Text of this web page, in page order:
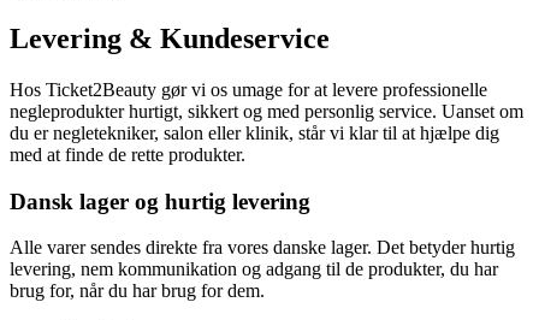
Levering & Kundeservice
Hos Ticket2Beauty gør vi os umage for at levere professionelle
negleprodukter hurtigt, sikkert og med personlig service. Uanset om
du er negletekniker, salon eller klinik, står vi klar til at hjælpe dig
med at finde de rette produkter.
Dansk lager og hurtig levering
Alle varer sendes direkte fra vores danske lager. Det betyder hurtig
levering, nem kommunikation og adgang til de produkter, du har
brug for, når du har brug for dem.